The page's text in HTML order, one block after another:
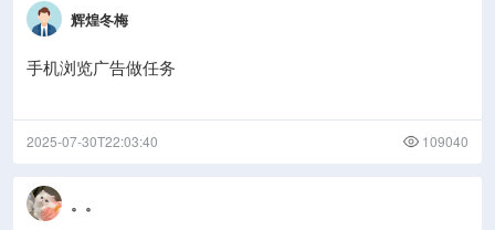
辉煌冬梅
手机浏览广告做任务
2025-07-30T22:03:40 109040
。。